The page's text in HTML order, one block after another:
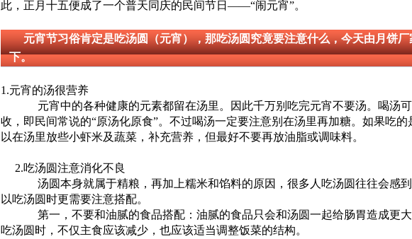
此，正月十五便成了一个普天同庆的民间节日——“闹元宵”。
元宵节习俗肯定是吃汤圆（元宵），那吃汤圆究竟要注意什么，今天由月饼
下。
1.元宵的汤很营养
元宵中的各种健康的元素都留在汤里。因此千万别吃完元宵不要汤。喝汤可
收，即民间常说的“原汤化原食”。不过喝汤一定要注意别在汤里再加糖。如果吃的
以在汤里放些小虾米及蔬菜，补充营养，但最好不要再放油脂或调味料。
2.吃汤圆注意消化不良
汤圆本身就属于精粮，再加上糯米和馅料的原因，很多人吃汤圆往往会感
以吃汤圆时更需要注意搭配。
第一，不要和油腻的食品搭配：油腻的食品只会和汤圆一起给肠胃造成更大
吃汤圆时，不仅主食应该减少，也应该适当调整饭菜的结构。